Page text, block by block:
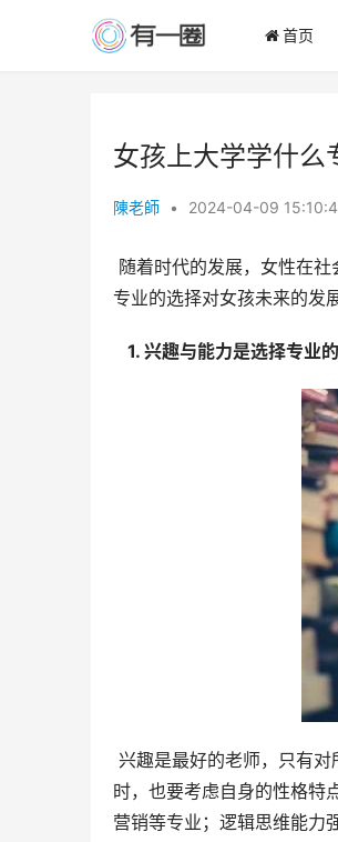
首页
女孩上大学学什么
陳老師 • 2024-04-09
专业的选择对女孩未来的发
1. 兴趣与能力是选择专业
时，也要考虑自身的性格特
营销等专业；逻辑思维能力